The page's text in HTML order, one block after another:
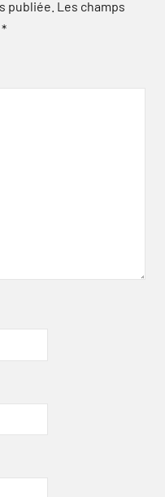
publiée. Les champs
*